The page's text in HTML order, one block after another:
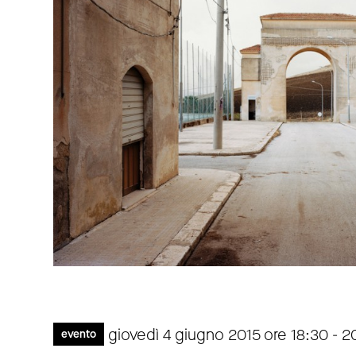
evento giovedì 4 giugno 2015 ore 18:30 -